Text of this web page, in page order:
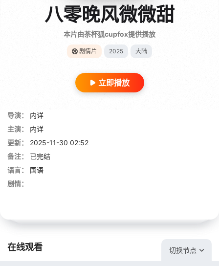
八零晚风微微甜
本片由茶杯狐cupfox提供播放
剧情片 2025 大陆
立即播放
导演：
内详
主演：
内详
更新：
2025-11-30 02:52
备注：
已完结
语言：
国语
剧情：
在线观看 切换节点